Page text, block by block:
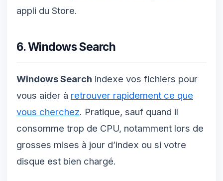
appli du Store.
6. Windows Search
Windows Search indexe vos fichiers pour
vous aider à retrouver rapidement ce que
vous cherchez. Pratique, sauf quand il
consomme trop de CPU, notamment lors de
grosses mises à jour d’index ou si votre
disque est bien chargé.